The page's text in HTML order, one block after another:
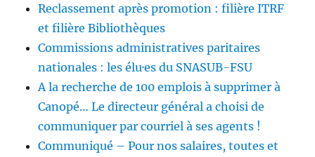
Reclassement après promotion : filière ITRF
et filière Bibliothèques
Commissions administratives paritaires
nationales : les élu·es du SNASUB-FSU
A la recherche de 100 emplois à supprimer à
Canopé… Le directeur général a choisi de
communiquer par courriel à ses agents !
Communiqué – Pour nos salaires, toutes et